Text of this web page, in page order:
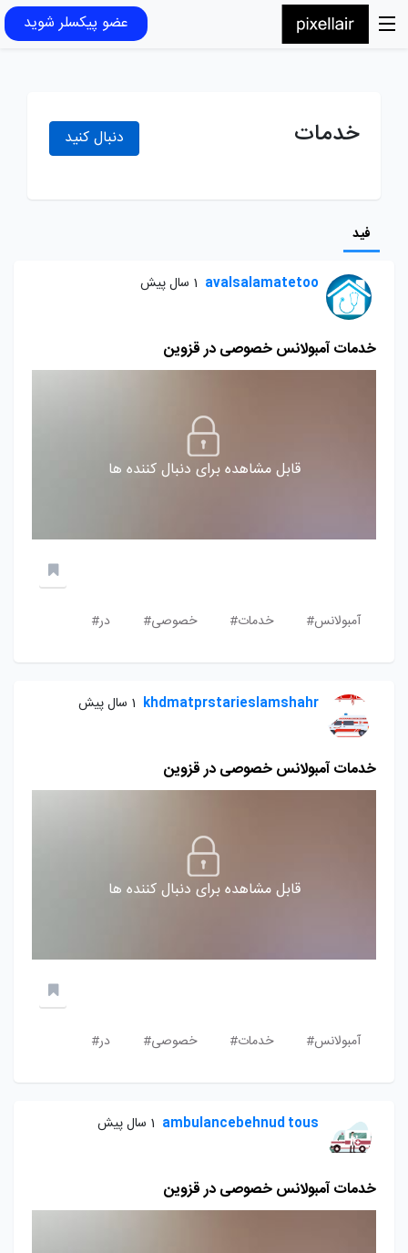
عضو پیکسلر شوید
خدمات دنبال کنید
فید
avalsalamatetoo 1 سال پیش
خدمات آمبولانس خصوصی در قزوین
قابل مشاهده برای دنبال کننده ها
آمبولانس# خدمات# خصوصی# در#
khdmatprstarieslamshahr 1 سال پیش
خدمات آمبولانس خصوصی در قزوین
قابل مشاهده برای دنبال کننده ها
آمبولانس# خدمات# خصوصی# در#
ambulancebehnud tous 1 سال پیش
خدمات آمبولانس خصوصی در قزوین